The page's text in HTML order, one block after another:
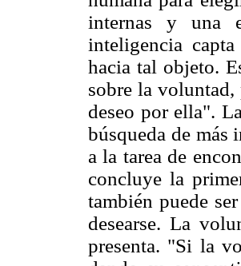
internas y una
inteligencia
hacia tal objeto.
sobre la voluntad,
deseo por ella".
búsqueda de más
a la tarea de
concluye la
también puede
desearse. La
presenta. "Si la